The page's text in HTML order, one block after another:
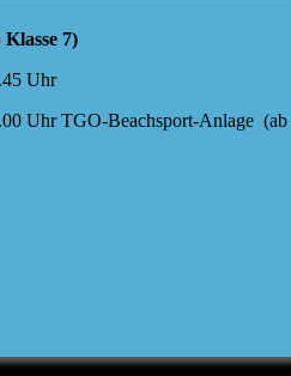
7)
Uhr
Uhr TGO-Beachsport-Anlage (ab